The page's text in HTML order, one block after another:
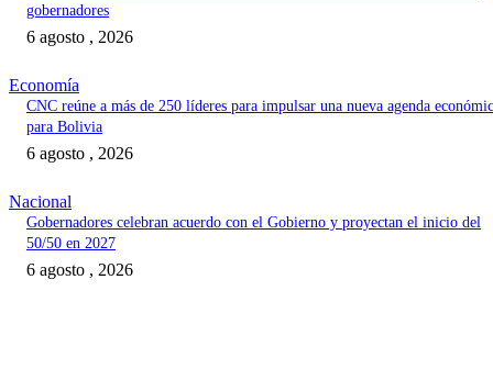
gobernadores
6 agosto , 2026
Economía
CNC reúne a más de 250 líderes para impulsar una nueva agenda
para Bolivia
6 agosto , 2026
Nacional
Gobernadores celebran acuerdo con el Gobierno y proyectan el inicio del
50/50 en 2027
6 agosto , 2026